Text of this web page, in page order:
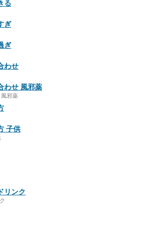
る
ぎ
ぎ
わせ
わせ 風邪薬
邪薬
子供
リンク